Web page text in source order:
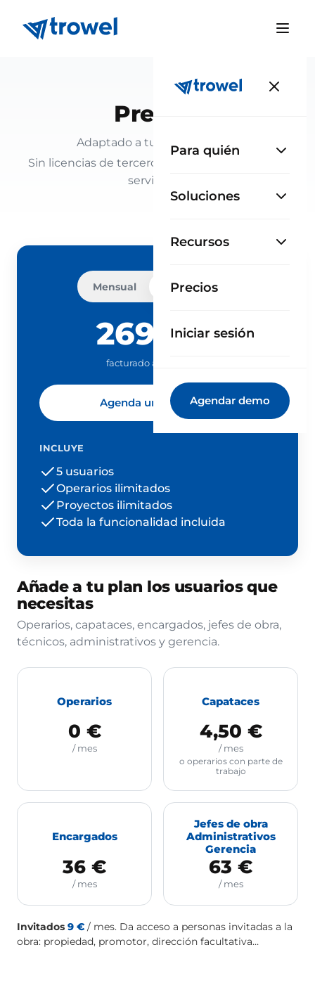
Para quién
Soluciones
Recursos
Precios
Iniciar sesión
Agendar demo
Precios
Adaptado a tus necesidades.
Sin licencias de terceros ni mantenimiento de
servidores.
Mensual Anual −10%
269 €/ mes
facturado anualmente
Agenda una demo
INCLUYE
5 usuarios
Operarios ilimitados
Proyectos ilimitados
Toda la funcionalidad incluida
Añade a tu plan los usuarios que
necesitas
Operarios, capataces, encargados, jefes de obra,
técnicos, administrativos y gerencia.
Operarios
0 €
/ mes
Capataces
4,50 €
/ mes
o operarios con parte de
trabajo
Encargados
36 €
/ mes
Jefes de obra
Administrativos
Gerencia
63 €
/ mes
Invitados 9 €/ mes. Da acceso a personas invitadas a la
obra: propiedad, promotor, dirección facultativa…